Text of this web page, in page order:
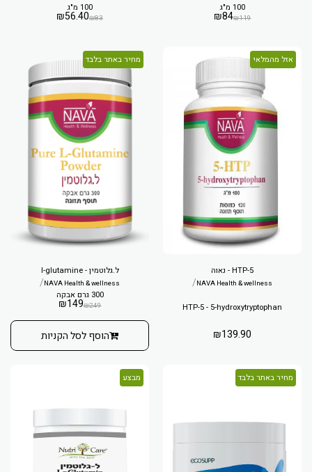
100 מ"ג
₪119
₪84
100 מ"ג
₪83
₪56.40
אזל מהמלאי
5-HTP - נאוה
NAVA Health & wellness
/
HTP-5 - 5-hydroxytryptophan
₪139.90
מחיר באתר בלבד
ל.גלוטמין - l-glutamine
NAVA Health & wellness
/
300 גרם אבקה
₪249
₪149
הוסף לסל הקניות
מחיר באתר בלבד מבצע